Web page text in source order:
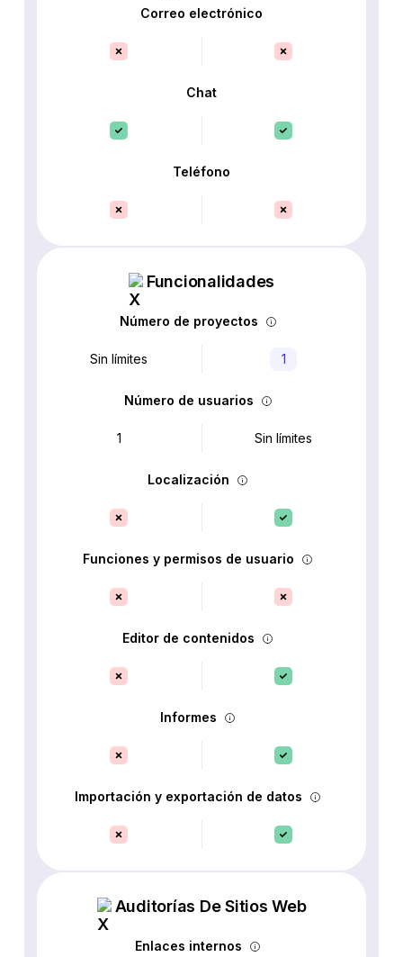
Correo electrónico
Chat
Teléfono
Funcionalidades
Número de proyectos
Sin límites 1
Número de usuarios
1 Sin límites
Localización
Funciones y permisos de usuario
Editor de contenidos
Informes
Importación y exportación de datos
Auditorías De Sitios Web
Enlaces internos